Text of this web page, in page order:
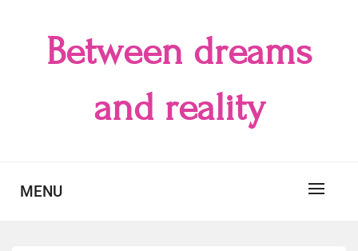
Between dreams
and reality
MENU